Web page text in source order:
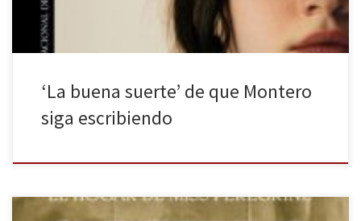
‘La buena suerte’ de que Montero
siga escribiendo